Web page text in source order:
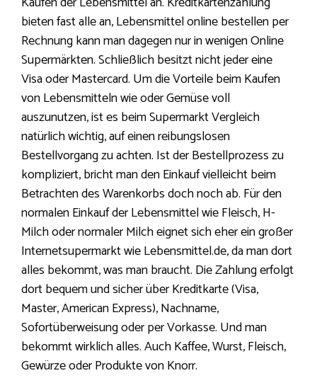
bieten fast alle an, Lebensmittel online bestellen per
Rechnung kann man dagegen nur in wenigen Online
Supermärkten. Schließlich besitzt nicht jeder eine
Visa oder Mastercard. Um die Vorteile beim Kaufen
von Lebensmitteln wie oder Gemüse voll
auszunutzen, ist es beim Supermarkt Vergleich
natürlich wichtig, auf einen reibungslosen
Bestellvorgang zu achten. Ist der Bestellprozess zu
kompliziert, bricht man den Einkauf vielleicht beim
Betrachten des Warenkorbs doch noch ab. Für den
normalen Einkauf der Lebensmittel wie Fleisch, H-
Milch oder normaler Milch eignet sich eher ein großer
Internetsupermarkt wie Lebensmittel.de, da man dort
alles bekommt, was man braucht. Die Zahlung erfolgt
dort bequem und sicher über Kreditkarte (Visa,
Master, American Express), Nachname,
Sofortüberweisung oder per Vorkasse. Und man
bekommt wirklich alles. Auch Kaffee, Wurst, Fleisch,
Gewürze oder Produkte von Knorr.